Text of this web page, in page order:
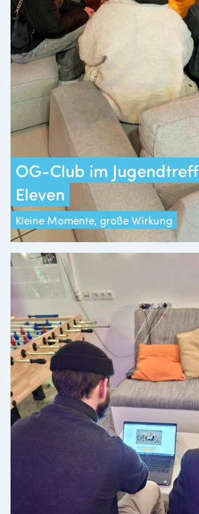
OG-Club im Jugendtreff
Eleven
Kleine Momente, große Wirkung